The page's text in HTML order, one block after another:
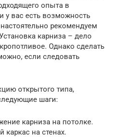
опыта в
у вас есть возможность
рекомендуем
карниза – дело
Однако сделать
если следовать
открытого типа,
шаги:
карниза на потолке.
на стенах.